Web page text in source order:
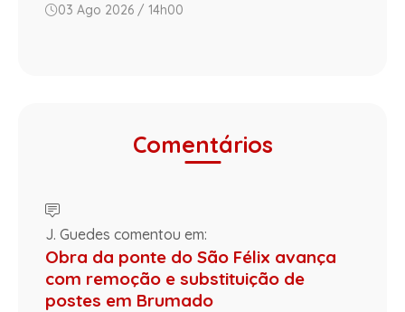
03 Ago 2026 / 14h00
Comentários
J. Guedes comentou em:
Obra da ponte do São Félix avança
com remoção e substituição de
postes em Brumado